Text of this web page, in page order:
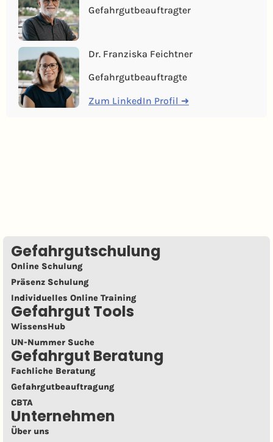
Gefahrgutbeauftragter
Dr. Franziska Feichtner
Gefahrgutbeauftragte
Zum LinkedIn Profil ➜
Gefahrgutschulung
Online Schulung
Präsenz Schulung
Individuelles Online Training
Gefahrgut Tools
WissensHub
UN-Nummer Suche
Gefahrgut Beratung
Fachliche Beratung
Gefahrgutbeauftragung
CBTA
Unternehmen
Über uns